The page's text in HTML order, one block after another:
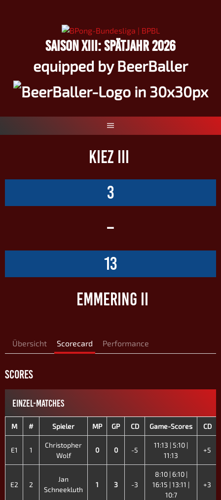
SAISON XIII: SPÄTJAHR 2026
equipped by BeerBaller
KIEZ III
3
–
13
EMMERING II
Übersicht Scorecard Performance
SCORES
EINZEL-MATCHES
M # Spieler MP GP CD Game-Scores CD
E1 1
Christopher
Wolf
0 0 -5
11:13 | 5:10 |
11:13
+5
E2 2
Jan
Schneekluth
1 3 -3
8:10 | 6:10 |
16:15 | 13:11 |
10:7
+3